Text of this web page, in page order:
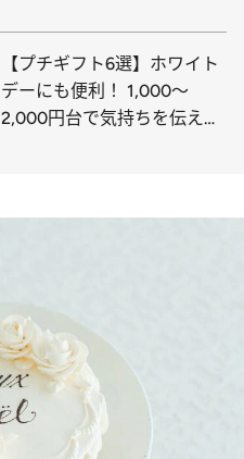
【プチギフト6選】ホワイト
デーにも便利！ 1,000～
2,000円台で気持ちを伝える